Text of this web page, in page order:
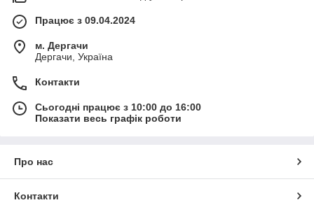
Працює з 09.04.2024
м. Дергачи
Дергачи, Україна
Контакти
Сьогодні працює з 10:00 до 16:00
Показати весь графік роботи
Про нас
Контакти